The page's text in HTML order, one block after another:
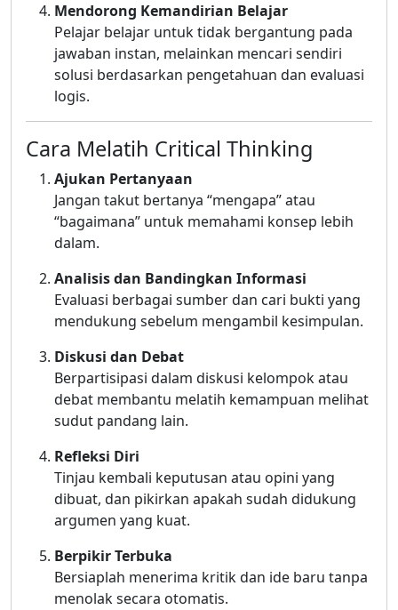
Mendorong Kemandirian Belajar
Pelajar belajar untuk tidak bergantung pada
jawaban instan, melainkan mencari sendiri
solusi berdasarkan pengetahuan dan evaluasi
logis.
Cara Melatih Critical Thinking
Ajukan Pertanyaan
Jangan takut bertanya “mengapa” atau
“bagaimana” untuk memahami konsep lebih
dalam.
Analisis dan Bandingkan Informasi
Evaluasi berbagai sumber dan cari bukti yang
mendukung sebelum mengambil kesimpulan.
Diskusi dan Debat
Berpartisipasi dalam diskusi kelompok atau
debat membantu melatih kemampuan melihat
sudut pandang lain.
Refleksi Diri
Tinjau kembali keputusan atau opini yang
dibuat, dan pikirkan apakah sudah didukung
argumen yang kuat.
Berpikir Terbuka
Bersiaplah menerima kritik dan ide baru tanpa
menolak secara otomatis.